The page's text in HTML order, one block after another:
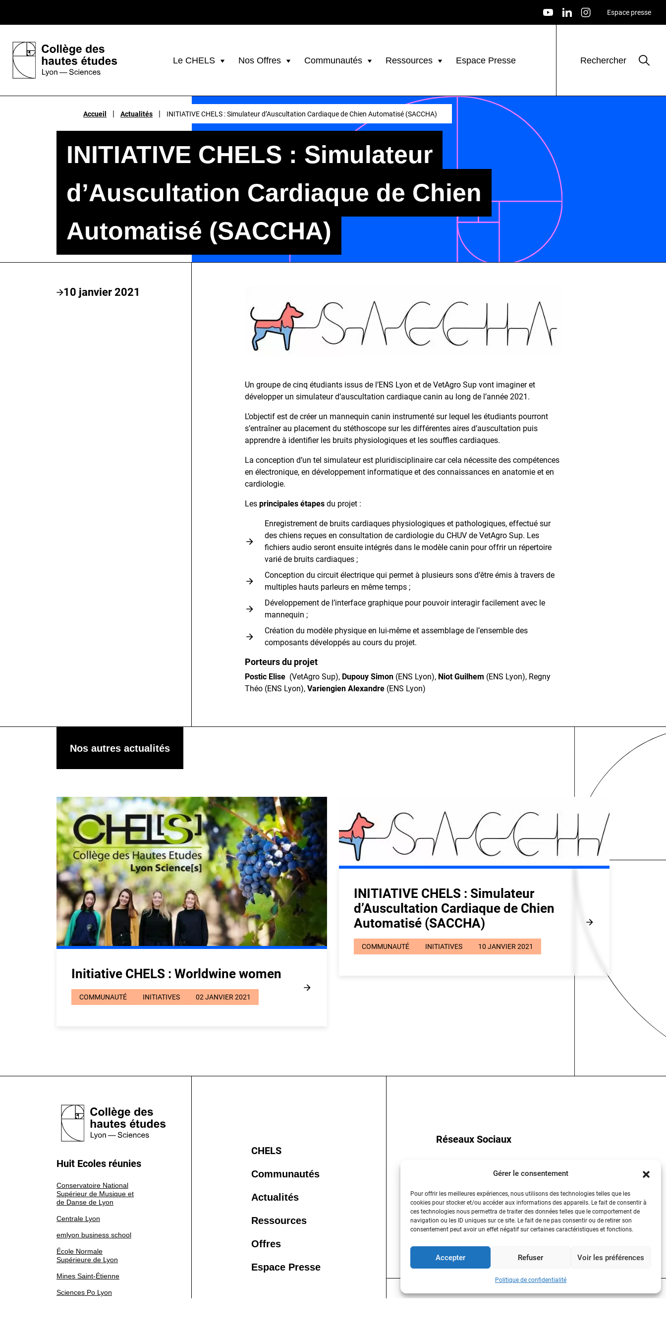
Gérer le consentement
Pour offrir les meilleures expériences, nous utilisons des technologies telles que les
cookies pour stocker et/ou accéder aux informations des appareils. Le fait de consentir à
ces technologies nous permettra de traiter des données telles que le comportement de
navigation ou les ID uniques sur ce site. Le fait de ne pas consentir ou de retirer son
consentement peut avoir un effet négatif sur certaines caractéristiques et fonctions.
Accepter Refuser Voir les préférences
Politique de confidentialité
Espace presse
Le CHELS Nos Offres Communautés Ressources Espace Presse Rechercher
Accueil | Actualités | INITIATIVE CHELS : Simulateur d’Auscultation Cardiaque de Chien Automatisé (SACCHA)
INITIATIVE CHELS : Simulateur
d’Auscultation Cardiaque de Chien
Automatisé (SACCHA)
10 janvier 2021
Un groupe de cinq étudiants issus de l’ENS Lyon et de VetAgro Sup vont imaginer et
développer un simulateur d’auscultation cardiaque canin au long de l’année 2021.
L’objectif est de créer un mannequin canin instrumenté sur lequel les étudiants pourront
s’entraîner au placement du stéthoscope sur les différentes aires d’auscultation puis
apprendre à identifier les bruits physiologiques et les souffles cardiaques.
La conception d’un tel simulateur est pluridisciplinaire car cela nécessite des compétences
en électronique, en développement informatique et des connaissances en anatomie et en
cardiologie.
Les principales étapes du projet :
Enregistrement de bruits cardiaques physiologiques et pathologiques, effectué sur
des chiens reçues en consultation de cardiologie du CHUV de VetAgro Sup. Les
fichiers audio seront ensuite intégrés dans le modèle canin pour offrir un répertoire
varié de bruits cardiaques ;
Conception du circuit électrique qui permet à plusieurs sons d’être émis à travers de
multiples hauts parleurs en même temps ;
Développement de l’interface graphique pour pouvoir interagir facilement avec le
mannequin ;
Création du modèle physique en lui-même et assemblage de l’ensemble des
composants développés au cours du projet.
Porteurs du projet
Postic Elise (VetAgro Sup), Dupouy Simon (ENS Lyon), Niot Guilhem (ENS Lyon), Regny
Théo (ENS Lyon), Variengien Alexandre (ENS Lyon)
Nos autres actualités
Initiative CHELS : Worldwine women
COMMUNAUTÉ INITIATIVES 02 JANVIER 2021
INITIATIVE CHELS : Simulateur
d’Auscultation Cardiaque de Chien
Automatisé (SACCHA)
COMMUNAUTÉ INITIATIVES 10 JANVIER 2021
Huit Ecoles réunies
Conservatoire National
Supérieur de Musique et
de Danse de Lyon
Centrale Lyon
emlyon business school
École Normale
Supérieure de Lyon
Mines Saint-Étienne
Sciences Po Lyon
CHELS
Communautés
Actualités
Ressources
Offres
Espace Presse
Réseaux Sociaux
LinkedIn
Instagram